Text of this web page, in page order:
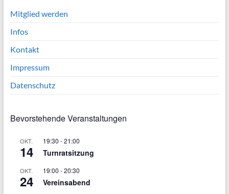
Mitglied werden
Infos
Kontakt
Impressum
Datenschutz
Bevorstehende Veranstaltungen
OKT.
14
19:30 -21:00
Turnratsitzung
OKT.
24
19:00 -20:30
Vereinsabend